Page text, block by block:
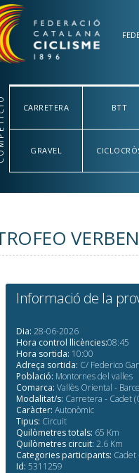
CARRETERA BTT
GRAVEL
Informació de la
Dia: 28-06-2026
Hora control llicències:08:45
Hora sortida: 10:00
Adreça sortida: C/ Federico
Població: Montornes del valles
Comarca: Vallès Oriental -
Modalitat/s: Carretera - Cadet
Caràcter: Autonòmic
Tipus: Circuit
Quilòmetres totals: 65 Km
Quilòmetres circuit: 2.6 Km
Categories participants: Cadet
Id: 5311259